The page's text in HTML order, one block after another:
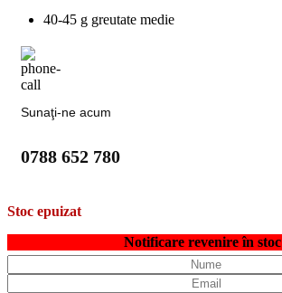
40-45 g greutate medie
Sunaţi-ne acum
0788 652 780
Stoc epuizat
Notificare revenire în stoc